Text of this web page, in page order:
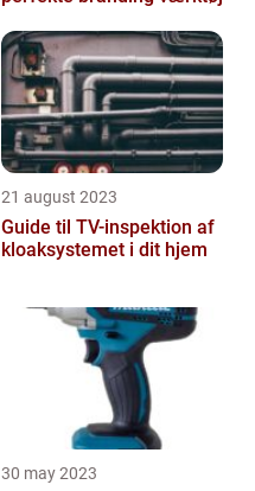
21 august 2023
Guide til TV-inspektion af
kloaksystemet i dit hjem
30 may 2023